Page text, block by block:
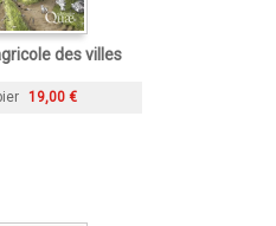
des villes
19,00 €